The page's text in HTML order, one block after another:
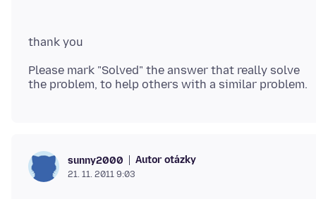
Please mark "Solved" the answer that really solve
sunny2000 Autor otázky
21. 11. 2011 9:03